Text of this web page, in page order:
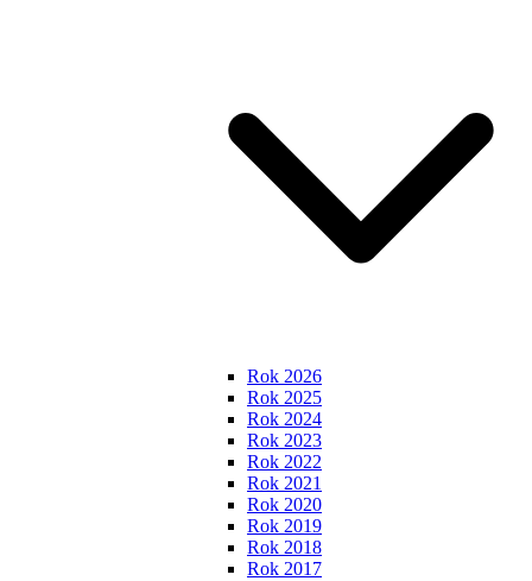
Rok 2026
Rok 2025
Rok 2024
Rok 2023
Rok 2022
Rok 2021
Rok 2020
Rok 2019
Rok 2018
Rok 2017